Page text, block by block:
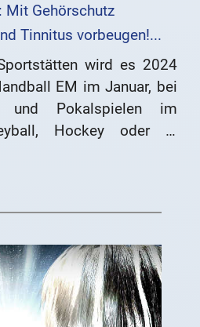
Mit Gehörschutz
Tinnitus vorbeugen!...
wird es 2024
EM im Januar, bei
und Pokalspielen im
Hockey oder in
– Fan-Support mit